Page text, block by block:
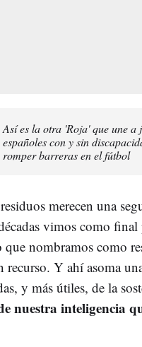
Así es la otra 'Roja' que une a
españoles con y sin
romper barreras en el fútbol
merecen una
vimos como final
nombramos como
recurso. Y ahí asoma
y más útiles, de la
nuestra inteligencia